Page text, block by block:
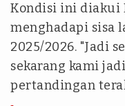
Kondisi ini diakui
menghadapi sisa
2025/2026. "Jadi
sekarang kami
pertandingan